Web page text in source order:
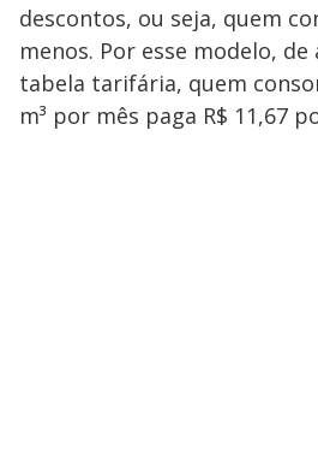
descontos, ou seja, quem
menos. Por esse modelo,
tabela tarifária, quem
m³ por mês paga R$ 11,67